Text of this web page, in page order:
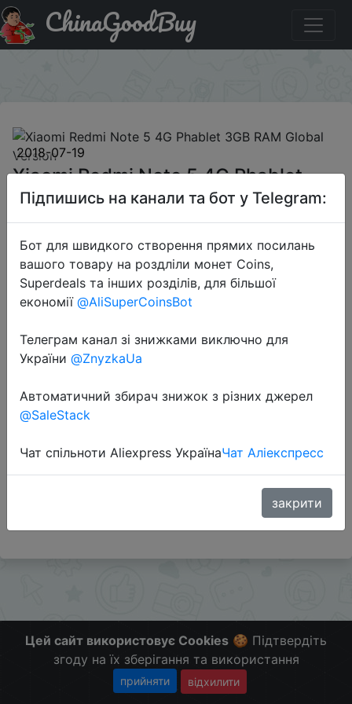
Код на знижку GB$MPnote32 Xiaomi Redmi Note 5 4G
Phablet 3GB RAM Global Version
ChinaGoodBuy
2018-07-19
Xiaomi Redmi Note 5 4G Phablet
3GB RAM Global Version
$168.99
Перейти до магазину
Как подсказал подписчик Plagron, все еще
действует скидка от 12 числа, с хорошим
Больше скидок в телеграмм t.me/ChinaGoodBuy
Цей сайт використовує Cookies 🍪 Підтвердіть
згоду на їх зберігання та використання
прийняти відхилити
Підпишись на канали та бот у Telegram:
Бот для швидкого створення прямих посилань
вашого товару на роздліли монет Coins,
Superdeals та інших розділів, для більшої
економії @AliSuperCoinsBot
Телеграм канал зі знижками виключно для
України @ZnyzkaUa
Автоматичний збирач знижок з різних джерел
@SaleStack
Чат спільноти Aliexpress УкраїнаЧат Аліекспресс
закрити